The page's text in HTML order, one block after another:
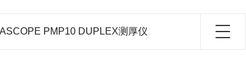
PMP10 DUPLEX测厚仪